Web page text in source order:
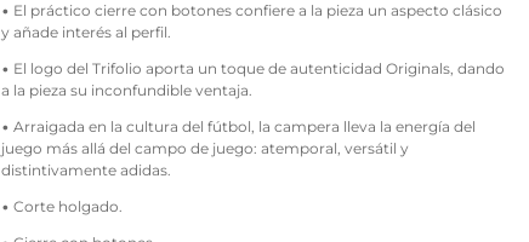
• El práctico cierre con botones confiere a la pieza un aspecto clásico
y añade interés al perfil.
• El logo del Trifolio aporta un toque de autenticidad Originals, dando
a la pieza su inconfundible ventaja.
• Arraigada en la cultura del fútbol, la campera lleva la energía del
juego más allá del campo de juego: atemporal, versátil y
distintivamente adidas.
• Corte holgado.